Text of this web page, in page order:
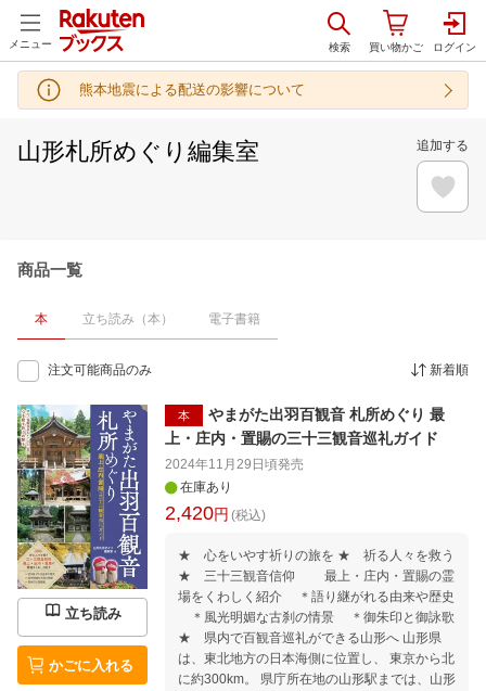
メニュー
熊本地震による配送の影響について
山形札所めぐり編集室 追加する
商品一覧
本 立ち読み（本） 電子書籍
注文可能商品のみ 新着順
立ち読み
かごに入れる
本
やまがた出羽百観音 札所めぐり 最
上・庄内・置賜の三十三観音巡礼ガイド
2024年11月29日頃発売
在庫あり
2,420円 (税込)
★ 心をいやす祈りの旅を ★ 祈る人々を救う
★ 三十三観音信仰 最上・庄内・置賜の霊
場をくわしく紹介 ＊語り継がれる由来や歴史
＊風光明媚な古刹の情景 ＊御朱印と御詠歌
★ 県内で百観音巡礼ができる山形へ 山形県
は、東北地方の日本海側に位置し、 東京から北
に約300km。 県庁所在地の山形駅までは、山形